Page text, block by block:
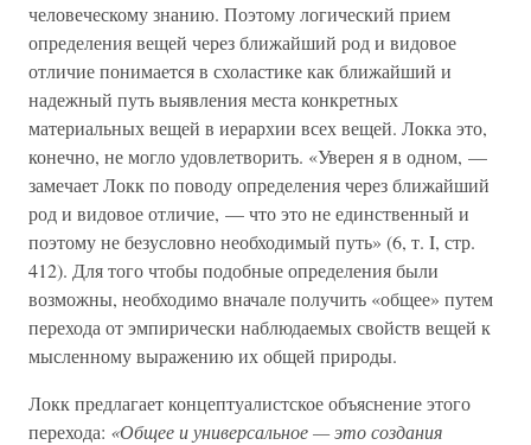
человеческому знанию. Поэтому логический прием
определения вещей через ближайший род и видовое
отличие понимается в схоластике как ближайший и
надежный путь выявления места конкретных
материальных вещей в иерархии всех вещей. Локка это,
конечно, не могло удовлетворить. «Уверен я в одном, —
замечает Локк по поводу определения через ближайший
род и видовое отличие, — что это не единственный и
поэтому не безусловно необходимый путь» (6, т. I, стр.
412). Для того чтобы подобные определения были
возможны, необходимо вначале получить «общее» путем
перехода от эмпирически наблюдаемых свойств вещей к
мысленному выражению их общей природы.
Локк предлагает концептуалистское объяснение этого
перехода: «Общее и универсальное — это создания